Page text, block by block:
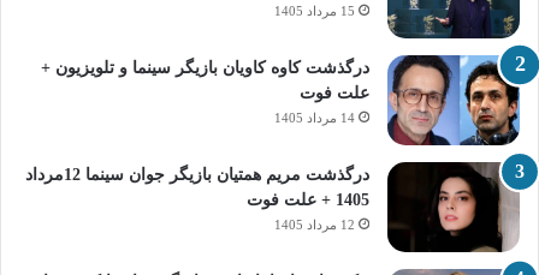
15 مرداد 1405
درگذشت کاوه کاویان بازیگر سینما و تلویزیون +
علت فوت
14 مرداد 1405
درگذشت مریم همتیان بازیگر جوان سینما 12مرداد
1405 + علت فوت
12 مرداد 1405